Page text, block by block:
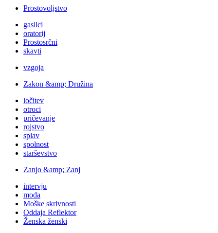
Prostovoljstvo
gasilci
oratorij
Prostosrčni
skavti
vzgoja
Zakon &amp; Družina
ločitev
otroci
pričevanje
rojstvo
splav
spolnost
starševstvo
Zanjo &amp; Zanj
intervju
moda
Moške skrivnosti
Oddaja Reflektor
Ženska ženski